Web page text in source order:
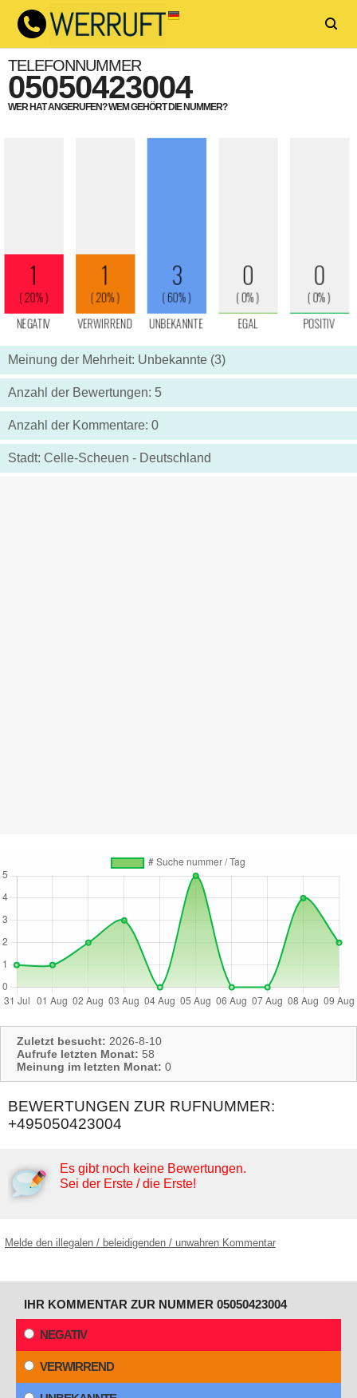
TELEFONNUMMER
05050423004
WER HAT ANGERUFEN? WEM GEHÖRT DIE NUMMER?
Meinung der Mehrheit: Unbekannte (3)
Anzahl der Bewertungen: 5
Anzahl der Kommentare: 0
Stadt: Celle-Scheuen - Deutschland
Zuletzt besucht: 2026-8-10
Aufrufe letzten Monat: 58
Meinung im letzten Monat: 0
BEWERTUNGEN ZUR RUFNUMMER:
+495050423004
Es gibt noch keine Bewertungen.
Sei der Erste / die Erste!
Melde den illegalen / beleidigenden / unwahren Kommentar
IHR KOMMENTAR ZUR NUMMER 05050423004
NEGATIV
VERWIRREND